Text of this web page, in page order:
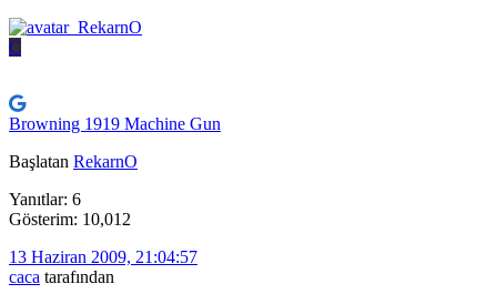
C
Browning 1919 Machine Gun
Başlatan RekarnO
Yanıtlar: 6
Gösterim: 10,012
13 Haziran 2009, 21:04:57
caca tarafından